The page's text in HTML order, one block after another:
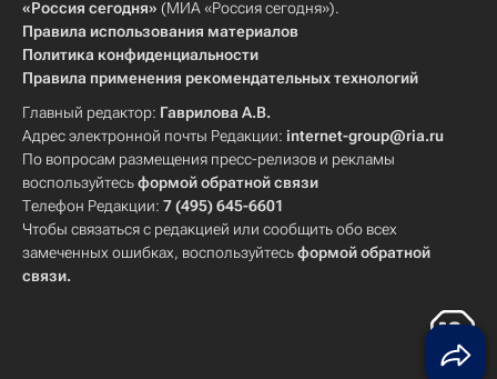
«Россия сегодня» (МИА «Россия сегодня»).
Правила использования материалов
Политика конфиденциальности
Правила применения рекомендательных технологий
Главный редактор: Гаврилова А.В.
Адрес электронной почты Редакции: internet-group@ria.ru
По вопросам размещения пресс-релизов и рекламы
воспользуйтесьформой обратной связи
Телефон Редакции: 7 (495) 645-6601
Чтобы связаться с редакцией или сообщить обо всех
замеченных ошибках, воспользуйтесьформой обратной
связи.